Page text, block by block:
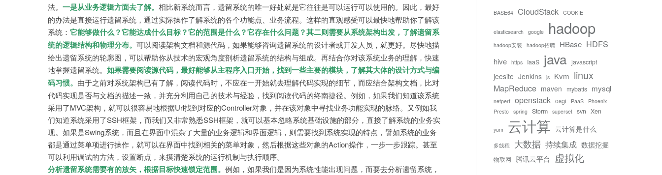
法。 一是从业务逻辑方面去了解。 相比新系统而言，遗留系统的唯一好处就是它往往是可以运行可以使用的。因此，最好
的办法是直接运行遗留系统，通过实际操作了解系统的各个功能点、业务流程。这样的直观感受可以最快地帮助你了解该
系统： 它能够做什么？它能达成什么目标？它的范围是什么？它存在什么问题？其二则需要从系统架构出发，了解遗留系
统的逻辑结构和物理分布。 可以阅读架构文档和源代码，如果能够咨询遗留系统的设计者或开发人员，就更好。尽快地描
绘出遗留系统的轮廓图，可以帮助你从技术的宏观角度剖析遗留系统的结构与组成。再结合你对该系统业务的理解，快速
地掌握遗留系统。 如果需要阅读源代码，最好能够从主程序入口开始，找到一些主要的模块，了解其大体的设计方式与编
码习惯。 由于之前对系统架构已有了解，阅读代码时，不应在一开始就去理解代码实现的细节，而应结合架构文档，比对
代码实现是否与文档的描述一致，并充分利用自己的技术与经验，找到阅读代码的终南捷径。例如，如果我们知道该系统
采用了MVC架构，就可以很容易地根据Url找到对应的Controller对象，并在该对象中寻找业务功能实现的脉络。又例如我
们知道系统采用了SSH框架，而我们又非常熟悉SSH框架，就可以基本忽略系统基础设施的部分，直接了解系统的业务实
现。如果是Swing系统，而且在界面中混杂了大量的业务逻辑和界面逻辑，则需要找到系统实现的特点，譬如系统的业务
都是通过菜单项进行操作，就可以在界面中找到相关的菜单对象，然后根据这些对象的Action操作，一步一步跟踪。甚至
可以利用调试的方法，设置断点，来摸清楚系统的运行机制与执行顺序。
分析遗留系统需要有的放矢，根据目标快速锁定范围。 例如，如果我们是因为系统性能出现问题，而要去分析遗留系统，
BASE64 CloudStack COOKIE
elasticsearch google hadoop
hadoop安装 hadoop招聘 HBase HDFS
hive https IaaS java javascript
jeesite Jenkins js Kvm linux
MapReduce maven mybatis mysql
netperf openstack osgi PaaS
Phoenix
Presto spring Storm superset svn Xen
yum 云计算 云计算是什么
多线程 大数据 持续集成 数据挖掘
物联网 腾讯云平台 虚拟化